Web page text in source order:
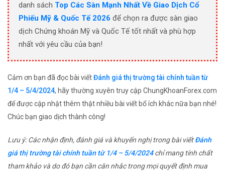
danh sách Top Các Sàn Mạnh Nhất Về Giao Dịch Cổ
Phiếu Mỹ & Quốc Tế 2026 để chọn ra được sàn giao
dịch Chứng khoán Mỹ và Quốc Tế tốt nhất và phù hợp
nhất với yêu cầu của bạn!
Cảm ơn bạn đã đọc bài viếtĐánh giá thị trường tài chính tuần từ
1/4 – 5/4/2024, hãy thường xuyên truy cập ChungKhoanForex.com
để được cập nhật thêm thật nhiều bài viết bổ ích khác nữa bạn nhé!
Chúc bạn giao dịch thành công!
Lưu ý: Các nhận định, đánh giá và khuyến nghị trong bài viếtĐánh
giá thị trường tài chính tuần từ 1/4 – 5/4/2024chỉ mang tính chất
tham khảo và do đó bạn cần cân nhắc trong mọi quyết định mua